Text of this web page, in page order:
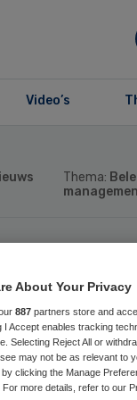
Video’s
Thema:
About Your Privacy
887 partners store and
I Accept enables tracking
Selecting Reject All or
may not be as relevant to
clicking the Manage
For more details, refer to our